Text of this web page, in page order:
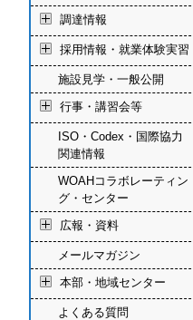
調達情報
採用情報・就業体験実習
施設見学・一般公開
行事・講習会等
ISO・Codex・国際協力
関連情報
WOAHコラボレーティン
グ・センター
広報・資料
メールマガジン
本部・地域センター
よくある質問